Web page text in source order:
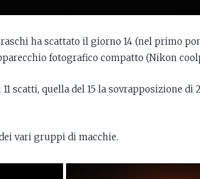
ha scattato il giorno 14 (nel primo
fotografico compatto (Nikon
scatti, quella del 15 la sovrapposizione di
vari gruppi di macchie.